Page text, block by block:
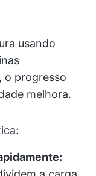
usando
o progresso
melhora.